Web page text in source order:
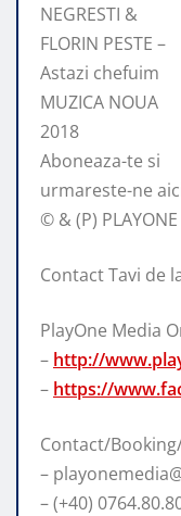
NEGRESTI &
FLORIN PESTE –
Astazi chefuim
MUZICA NOUA
2018
Aboneaza-te si
urmareste-ne
© & (P) PLAYONE
Contact Tavi de
PlayOne Media
– http://
– https://
Contact/
–
– (+40)